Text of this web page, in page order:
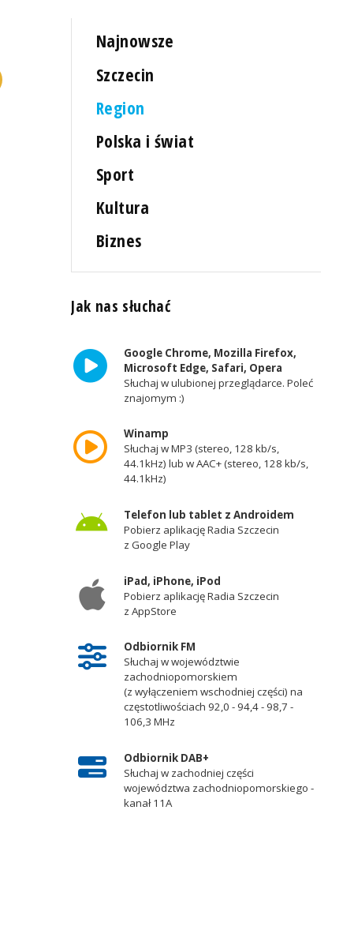
Najnowsze
Szczecin
Region
Polska i świat
Sport
Kultura
Biznes
Jak nas słuchać
Google Chrome, Mozilla Firefox,
Microsoft Edge, Safari, Opera
Słuchaj w ulubionej przeglądarce. Poleć
znajomym :)
Winamp
Słuchaj w MP3 (stereo, 128 kb/s,
44.1kHz) lub w AAC+ (stereo, 128 kb/s,
44.1kHz)
Telefon lub tablet z Androidem
Pobierz aplikację Radia Szczecin
z Google Play
iPad, iPhone, iPod
Pobierz aplikację Radia Szczecin
z AppStore
Odbiornik FM
Słuchaj w województwie
zachodniopomorskiem
(z wyłączeniem wschodniej części) na
częstotliwościach 92,0 - 94,4 - 98,7 -
106,3 MHz
Odbiornik DAB+
Słuchaj w zachodniej części
województwa zachodniopomorskiego -
kanał 11A